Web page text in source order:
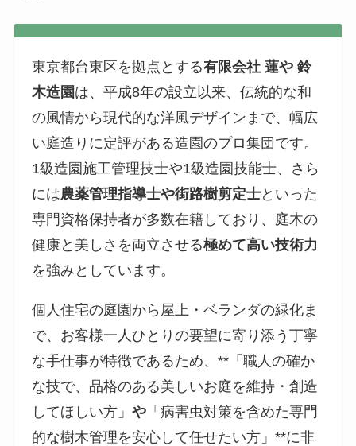
東京都台東区を拠点とする有限会社 蓮や 鈴
木造園は、平成8年の設立以来、伝統的な和
の風情から現代的な洋風デザインまで、幅広
い庭造りに定評がある造園のプロ集団です。
1級造園施工管理技士や1級造園技能士、さら
には農薬管理指導士や街路樹剪定士といった
専門資格保持者が多数在籍しており、庭木の
健康と美しさを両立させる極めて高い技術力
を強みとしています。
個人住宅の庭園から屋上・ベランダの緑化ま
で、お客様一人ひとりの要望に寄り添う丁寧
な手仕事が特徴であるため、**「職人の確か
な技で、品格のある美しいお庭を維持・創造
してほしい方」や 「病害虫対策を含めた専門
的な樹木管理を安心して任せたい方」**に非